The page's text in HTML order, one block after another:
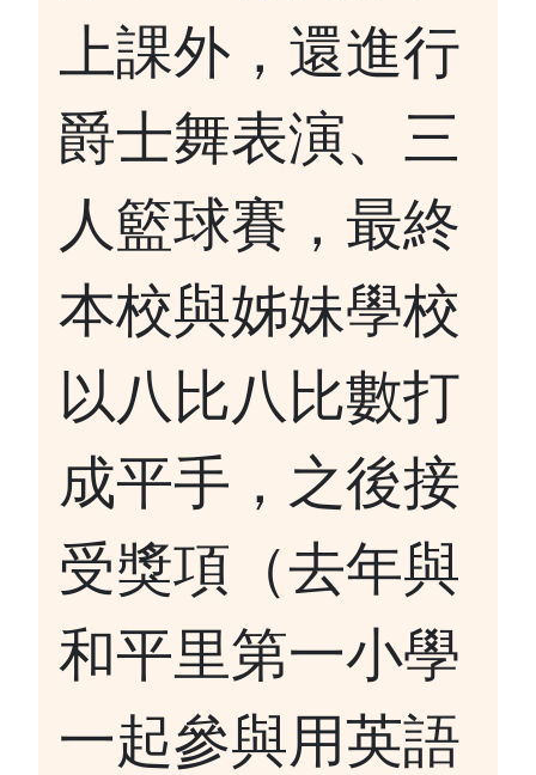
上課外，還進行
爵士舞表演、三
人籃球賽，最終
本校與姊妹學校
以八比八比數打
成平手，之後接
受獎項（去年與
和平里第一小學
一起參與用英語